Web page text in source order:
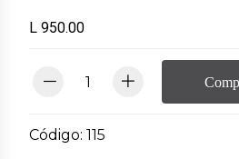
L 950.00
Código: 115